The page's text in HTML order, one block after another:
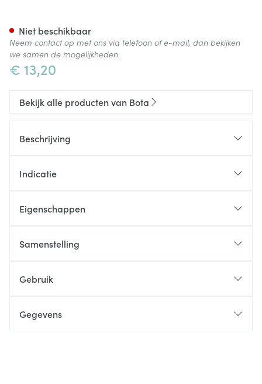
€ 13,20
Niet beschikbaar
Neem contact op met ons via telefoon of e-mail, dan bekijken
we samen de mogelijkheden.
Bekijk alle producten van Bota
Beschrijving
Indicatie
Eigenschappen
Samenstelling
Gebruik
Gegevens